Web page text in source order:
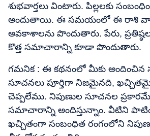
శుభవార్తలు వింటారు. పిల్లలకు
అందుతాయి. ఈ సమయంలో ఈ రాశి
అవకాశాలను పొందుతారు. పేరు,
కొత్త సమాచారాన్ని కూడా పొందుతారు.
గమనిక : ఈ కథనంలో మీకు
సూచనలు పూర్తిగా నిజమైనది,
చెప్పలేము. నిపుణుల సూచనల
సమాచారాన్ని అందిస్తున్నాం. వీటిని
ఖచ్చితంగా సంబంధిత రంగంలోని